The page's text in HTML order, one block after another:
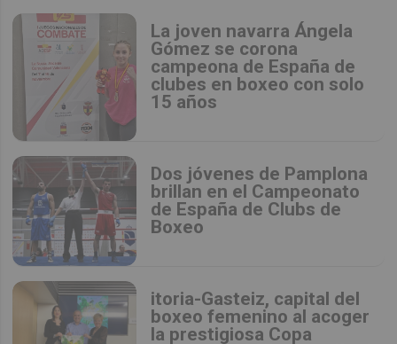
La joven navarra Ángela
Gómez se corona
campeona de España de
clubes en boxeo con solo
15 años
Dos jóvenes de Pamplona
brillan en el Campeonato
de España de Clubs de
Boxeo
itoria-Gasteiz, capital del
boxeo femenino al acoger
la prestigiosa Copa